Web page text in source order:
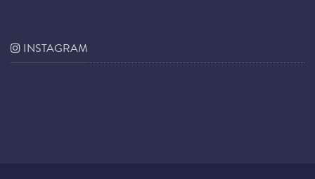
INSTAGRAM